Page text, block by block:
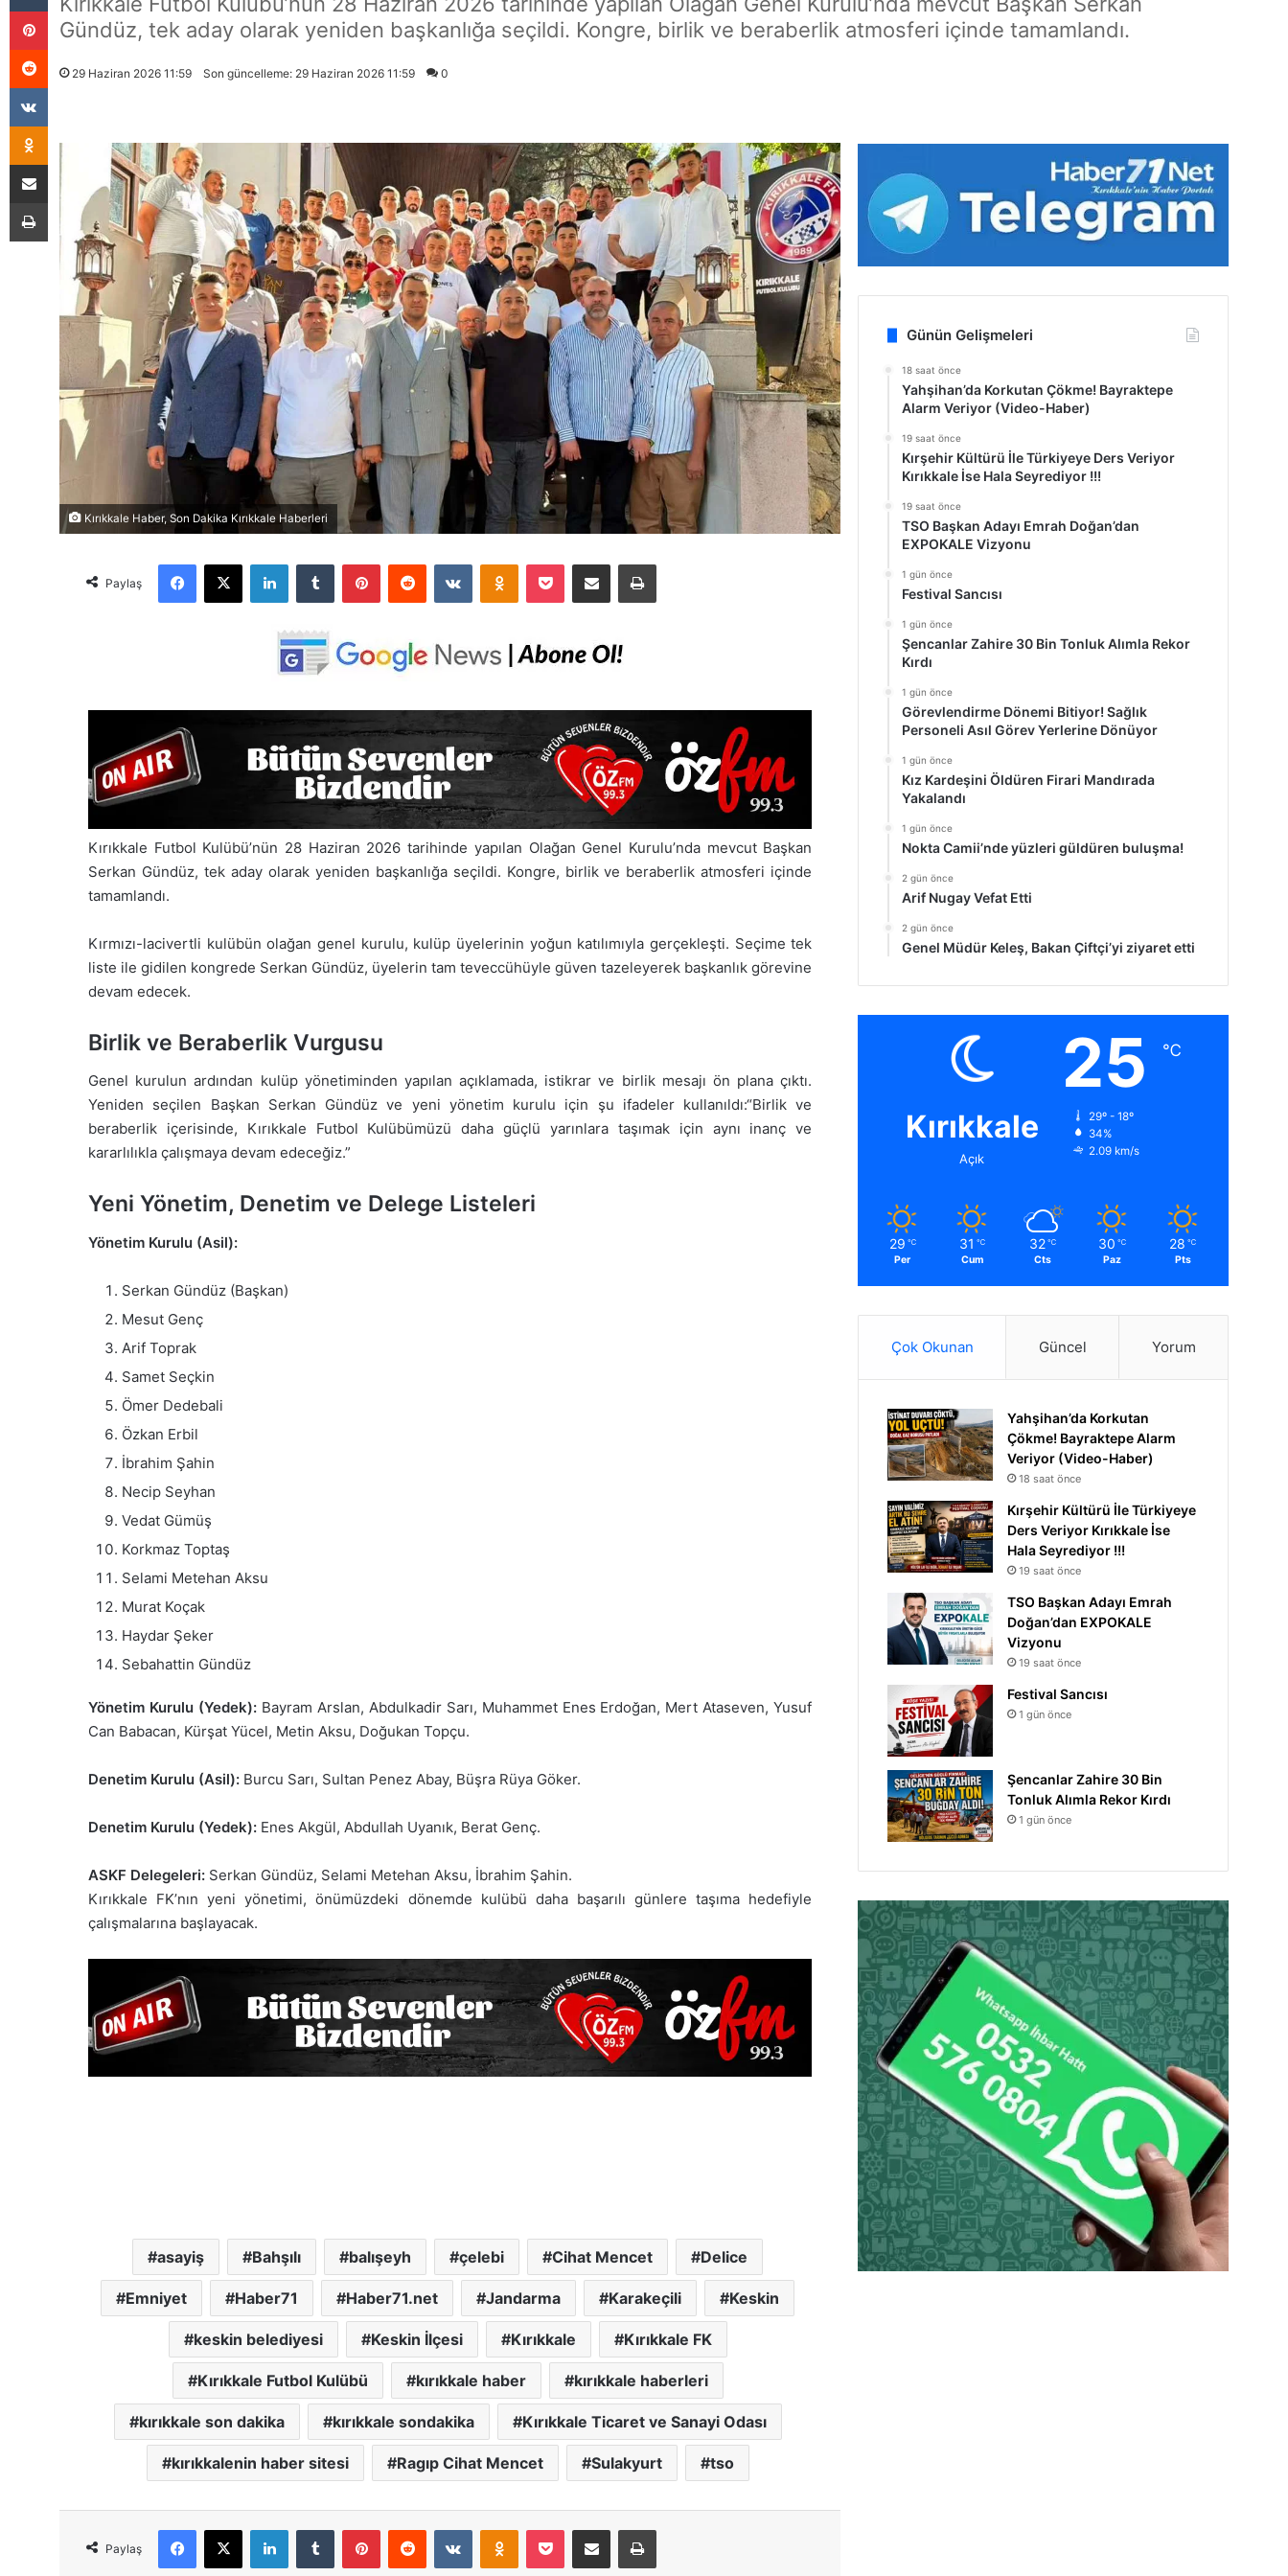
Gündüz, tek aday olarak yeniden başkanlığa seçildi. Kongre, birlik ve beraberlik atmosferi içinde tamamlandı.
29 Haziran 2026 11:59 Son güncelleme: 29 Haziran 2026 11:59 0
Kırıkkale Haber, Son Dakika Kırıkkale Haberleri
Paylaş
Kırıkkale Futbol Kulübü’nün 28 Haziran 2026 tarihinde yapılan Olağan Genel Kurulu’nda mevcut Başkan
Serkan Gündüz, tek aday olarak yeniden başkanlığa seçildi. Kongre, birlik ve beraberlik atmosferi içinde
tamamlandı.
Kırmızı-lacivertli kulübün olağan genel kurulu, kulüp üyelerinin yoğun katılımıyla gerçekleşti. Seçime tek
liste ile gidilen kongrede Serkan Gündüz, üyelerin tam teveccühüyle güven tazeleyerek başkanlık görevine
devam edecek.
Birlik ve Beraberlik Vurgusu
Genel kurulun ardından kulüp yönetiminden yapılan açıklamada, istikrar ve birlik mesajı ön plana çıktı.
Yeniden seçilen Başkan Serkan Gündüz ve yeni yönetim kurulu için şu ifadeler kullanıldı:“Birlik ve
beraberlik içerisinde, Kırıkkale Futbol Kulübümüzü daha güçlü yarınlara taşımak için aynı inanç ve
kararlılıkla çalışmaya devam edeceğiz.”
Yeni Yönetim, Denetim ve Delege Listeleri
Yönetim Kurulu (Asil):
Serkan Gündüz (Başkan)
Mesut Genç
Arif Toprak
Samet Seçkin
Ömer Dedebali
Özkan Erbil
İbrahim Şahin
Necip Seyhan
Vedat Gümüş
Korkmaz Toptaş
Selami Metehan Aksu
Murat Koçak
Haydar Şeker
Sebahattin Gündüz
Yönetim Kurulu (Yedek):Bayram Arslan, Abdulkadir Sarı, Muhammet Enes Erdoğan, Mert Ataseven, Yusuf
Can Babacan, Kürşat Yücel, Metin Aksu, Doğukan Topçu.
Denetim Kurulu (Asil): Burcu Sarı, Sultan Penez Abay, Büşra Rüya Göker.
Denetim Kurulu (Yedek): Enes Akgül, Abdullah Uyanık, Berat Genç.
ASKF Delegeleri: Serkan Gündüz, Selami Metehan Aksu, İbrahim Şahin.
Kırıkkale FK’nın yeni yönetimi, önümüzdeki dönemde kulübü daha başarılı günlere taşıma hedefiyle
çalışmalarına başlayacak.
asayiş Bahşılı balışeyh çelebi Cihat Mencet Delice
Emniyet Haber71 Haber71.net Jandarma Karakeçili Keskin
keskin belediyesi Keskin İlçesi Kırıkkale Kırıkkale FK
Kırıkkale Futbol Kulübü kırıkkale haber kırıkkale haberleri
kırıkkale son dakika kırıkkale sondakika Kırıkkale Ticaret ve Sanayi Odası
kırıkkalenin haber sitesi Ragıp Cihat Mencet Sulakyurt tso
Paylaş
Günün Gelişmeleri
18 saat önce
Yahşihan’da Korkutan Çökme! Bayraktepe
Alarm Veriyor (Video-Haber)
19 saat önce
Kırşehir Kültürü İle Türkiyeye Ders Veriyor
Kırıkkale İse Hala Seyrediyor !!!
19 saat önce
TSO Başkan Adayı Emrah Doğan’dan
EXPOKALE Vizyonu
1 gün önce
Festival Sancısı
1 gün önce
Şencanlar Zahire 30 Bin Tonluk Alımla Rekor
Kırdı
1 gün önce
Görevlendirme Dönemi Bitiyor! Sağlık
Personeli Asıl Görev Yerlerine Dönüyor
1 gün önce
Kız Kardeşini Öldüren Firari Mandırada
Yakalandı
1 gün önce
Nokta Camii’nde yüzleri güldüren buluşma!
2 gün önce
Arif Nugay Vefat Etti
2 gün önce
Genel Müdür Keleş, Bakan Çiftçi’yi ziyaret etti
Kırıkkale
Açık
25 ℃
29º - 18º
34%
2.09 km/s
29 ℃
Per
31 ℃
Cum
32 ℃
Cts
30 ℃
Paz
28 ℃
Pts
Çok Okunan Güncel Yorum
Yahşihan’da Korkutan
Çökme! Bayraktepe Alarm
Veriyor (Video-Haber)
18 saat önce
Kırşehir Kültürü İle Türkiyeye
Ders Veriyor Kırıkkale İse
Hala Seyrediyor !!!
19 saat önce
TSO Başkan Adayı Emrah
Doğan’dan EXPOKALE
Vizyonu
19 saat önce
Festival Sancısı
1 gün önce
Şencanlar Zahire 30 Bin
Tonluk Alımla Rekor Kırdı
1 gün önce
Pinterest